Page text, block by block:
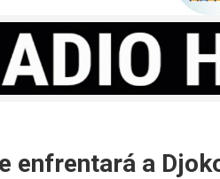
enfrentará a